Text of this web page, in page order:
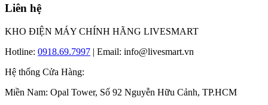
Liên hệ
KHO ĐIỆN MÁY CHÍNH HÃNG LIVESMART
Hotline: 0918.69.7997 | Email: info@livesmart.vn
Hệ thống Cửa Hàng:
Miền Nam: Opal Tower, Số 92 Nguyễn Hữu Cảnh, TP.HCM